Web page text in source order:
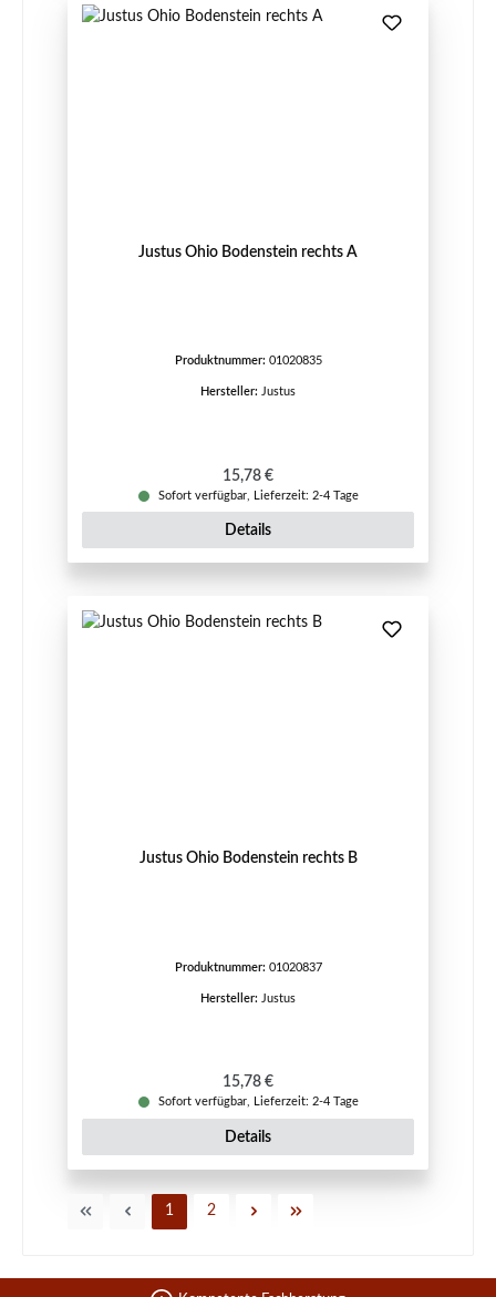
Justus Ohio Bodenstein rechts A
Produktnummer: 01020835
Hersteller: Justus
Regulärer Preis:
15,78 €
Sofort verfügbar, Lieferzeit: 2-4 Tage
Details
Justus Ohio Bodenstein rechts B
Produktnummer: 01020837
Hersteller: Justus
Regulärer Preis:
15,78 €
Sofort verfügbar, Lieferzeit: 2-4 Tage
Details
Seite
1 Seite
2